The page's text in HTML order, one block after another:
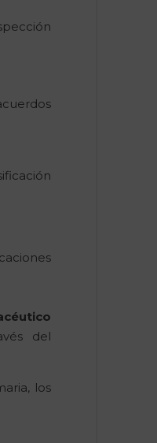
del
los